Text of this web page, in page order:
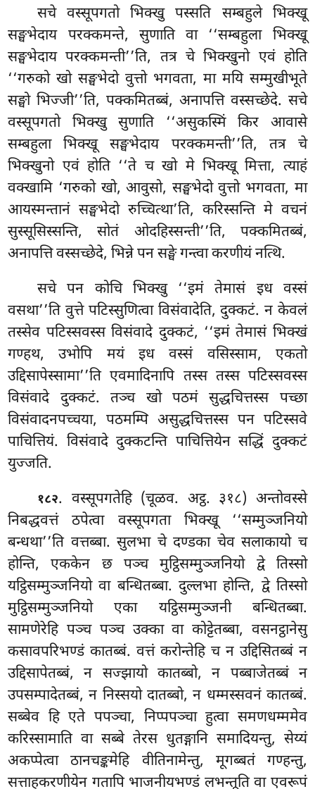
सचेवस्सूपगतो भिक्खु पस्सति सम्बहुले भिक्खू
सङ्घभेदाय परक्कमन्ते, सुणाति वा ‘‘सम्बहुला भिक्खू
सङ्घभेदाय परक्कमन्ती’’ति, तत्र चे भिक्खुनो एवं होति
‘‘गरुको खो सङ्घभेदो वुत्तो भगवता, मा मयि सम्मुखीभूते
सङ्घो भिज्जी’’ति, पक्कमितब्बं, अनापत्ति वस्सच्छेदे. सचे
वस्सूपगतो भिक्खु सुणाति ‘‘असुकस्मिं किर आवासे
सम्बहुला भिक्खू सङ्घभेदाय परक्कमन्ती’’ति, तत्र चे
भिक्खुनो एवं होति ‘‘ते च खो मे भिक्खू मित्ता, त्याहं
वक्खामि ‘गरुको खो, आवुसो, सङ्घभेदो वुत्तो भगवता, मा
आयस्मन्तानं सङ्घभेदो रुच्चित्था’ति, करिस्सन्ति मे वचनं
सुस्सूसिस्सन्ति, सोतं ओदहिस्सन्ती’’ति, पक्कमितब्बं,
अनापत्ति वस्सच्छेदे, भिन्ने पन सङ्घे गन्त्वा करणीयं नत्थि.
सचेपन कोचि भिक्खु ‘‘इमं तेमासं इध वस्सं
वसथा’’ति वुत्ते पटिस्सुणित्वा विसंवादेति, दुक्कटं. न केवलं
तस्सेव पटिस्सवस्स विसंवादे दुक्कटं, ‘‘इमं तेमासं भिक्खं
गण्हथ, उभोपि मयं इध वस्सं वसिस्साम, एकतो
उद्दिसापेस्सामा’’ति एवमादिनापि तस्स तस्स पटिस्सवस्स
विसंवादे दुक्कटं. तञ्च खो पठमं सुद्धचित्तस्स पच्छा
विसंवादनपच्चया, पठमम्पि असुद्धचित्तस्स पन पटिस्सवे
पाचित्तियं. विसंवादे दुक्कटन्ति पाचित्तियेन सद्धिं दुक्कटं
युज्जति.
१८२. वस्सूपगतेहि (चूळव. अट्ठ. ३१८) अन्तोवस्से
निबद्धवत्तं ठपेत्वा वस्सूपगता भिक्खू ‘‘सम्मुञ्जनियो
बन्धथा’’ति वत्तब्बा. सुलभा चे दण्डका चेव सलाकायो च
होन्ति, एककेन छ पञ्च मुट्ठिसम्मुञ्जनियो द्वे तिस्सो
यट्ठिसम्मुञ्जनियो वा बन्धितब्बा. दुल्लभा होन्ति, द्वे तिस्सो
मुट्ठिसम्मुञ्जनियो एका यट्ठिसम्मुञ्जनी बन्धितब्बा.
सामणेरेहि पञ्च पञ्च उक्का वा कोट्टेतब्बा, वसनट्ठानेसु
कसावपरिभण्डं कातब्बं. वत्तं करोन्तेहि च न उद्दिसितब्बं न
उद्दिसापेतब्बं, न सज्झायो कातब्बो, न पब्बाजेतब्बं न
उपसम्पादेतब्बं, न निस्सयो दातब्बो, न धम्मस्सवनं कातब्बं.
सब्बेव हि एते पपञ्चा, निप्पपञ्चा हुत्वा समणधम्ममेव
करिस्सामाति वा सब्बे तेरस धुतङ्गानि समादियन्तु, सेय्यं
अकप्पेत्वा ठानचङ्कमेहि वीतिनामेन्तु, मूगब्बतं गण्हन्तु,
सत्ताहकरणीयेन गतापि भाजनीयभण्डं लभन्तूति वा एवरूपं